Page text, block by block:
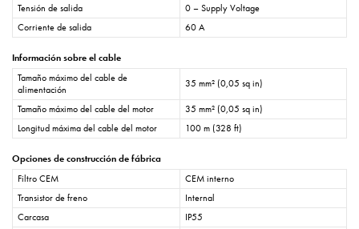
Tensión de salida
0 – Supply Voltage
Corriente de salida
60 A
Información sobre el cable
Tamaño máximo del cable de
alimentación
35 mm² (0,05 sq in)
Tamaño máximo del cable del motor
35 mm² (0,05 sq in)
Longitud máxima del cable del motor
100 m (328 ft)
Opciones de construcción de fábrica
Filtro CEM
CEM interno
Transistor de freno
Internal
Carcasa
IP55